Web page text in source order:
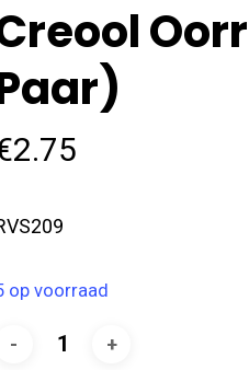
2.75
op voorraad